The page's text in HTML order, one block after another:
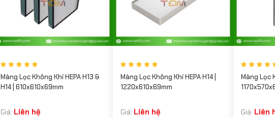
Màng Lọc Không Khí HEPA H13 &
H14 | 610x610x69mm
Giá: Liên hệ
Màng Lọc Không Khí HEPA H14 |
1220x610x69mm
Giá: Liên hệ
Màng Lọc
Giá: Liên